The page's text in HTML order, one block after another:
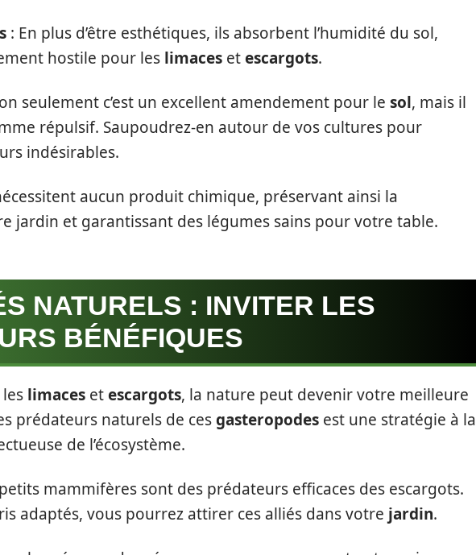
: En plus d’être esthétiques, ils absorbent l’humidité du sol,
hostile pour les limaces etescargots.
seulement c’est un excellent amendement pour le sol, mais il
répulsif. Saupoudrez-en autour de vos cultures pour
indésirables.
aucun produit chimique, préservant ainsi la
jardin et garantissant des légumes sains pour votre table.
NATURELS : INVITER LES
BÉNÉFIQUES
limaces etescargots, la nature peut devenir votre meilleure
prédateurs naturels de cesgasteropodes est une stratégie à la
de l’écosystème.
mammifères sont des prédateurs efficaces des escargots.
adaptés, vous pourrez attirer ces alliés dans votre jardin.